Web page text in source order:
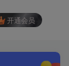
开通会员